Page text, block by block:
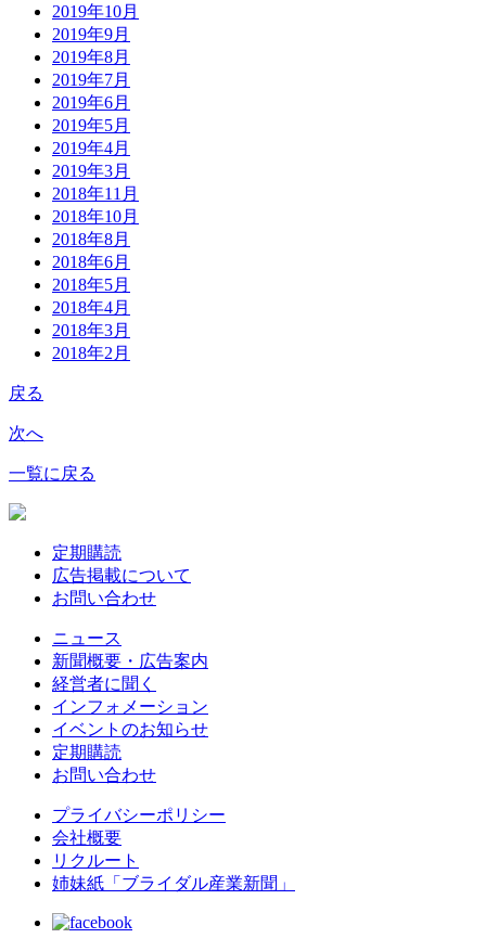
2019年10月
2019年9月
2019年8月
2019年7月
2019年6月
2019年5月
2019年4月
2019年3月
2018年11月
2018年10月
2018年8月
2018年6月
2018年5月
2018年4月
2018年3月
2018年2月
戻る
次へ
一覧に戻る
定期購読
広告掲載について
お問い合わせ
ニュース
新聞概要・広告案内
経営者に聞く
インフォメーション
イベントのお知らせ
定期購読
お問い合わせ
プライバシーポリシー
会社概要
リクルート
姉妹紙「ブライダル産業新聞」